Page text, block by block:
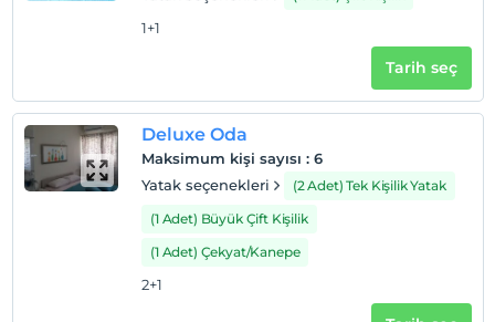
Otel koşulları
Check/out
En geç saat 12:00 ve öncesi
Evcil Hayvan
Evcil hayvan kabul edilmemektedir.
Odalarda sigara içilmez
1+1
Tarih seç
Deluxe Oda
Maksimum kişi sayısı : 6
Yatak seçenekleri
(2 Adet) Tek Kişilik Yatak
(1 Adet) Büyük Çift Kişilik
(1 Adet) Çekyat/Kanepe
2+1